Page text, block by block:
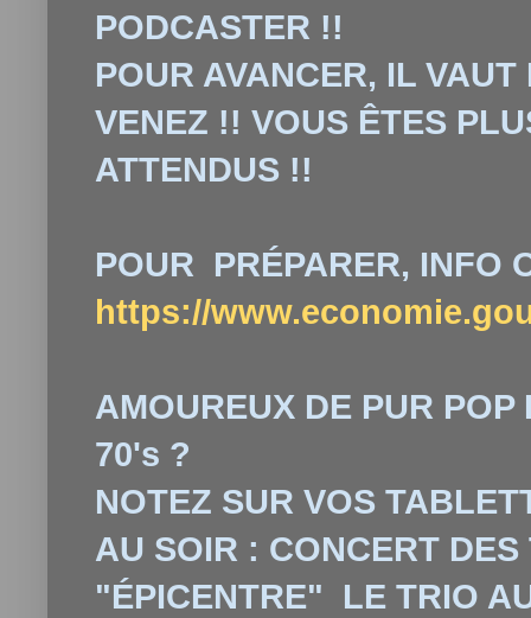
PODCASTER !!
POUR AVANCER, IL
VENEZ !! VOUS ÊTES
ATTENDUS !!
POUR PRÉPARER, INFO
https://
AMOUREUX DE PUR
70's ?
NOTEZ SUR VOS
AU SOIR : CONCERT
"ÉPICENTRE" LE TRIO